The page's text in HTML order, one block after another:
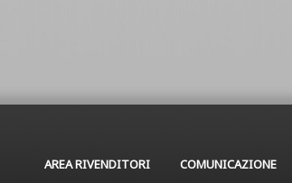
AREA RIVENDITORI COMUNICAZIONE